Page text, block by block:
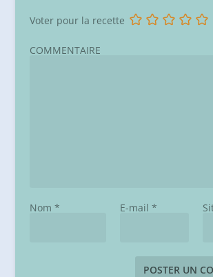
Voter pour la recette
COMMENTAIRE
Nom * E-mail *